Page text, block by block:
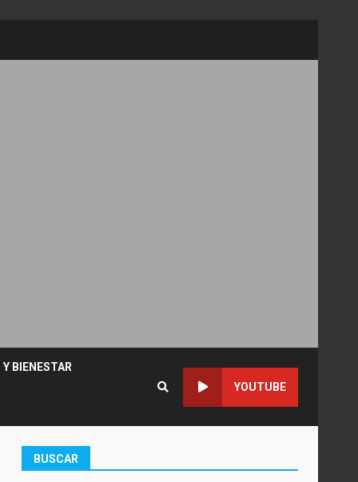
BIENESTAR
YOUTUBE
BUSCAR